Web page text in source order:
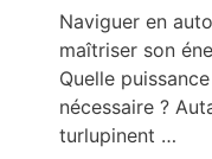
Naviguer en
maîtriser son
Quelle
nécessaire ?
turlupinent …